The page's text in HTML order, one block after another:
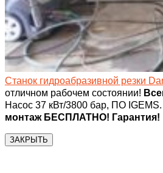
Станок гидроабразивной резки
отличном рабочем состоянии!
Насос 37 кВт/3800 бар, ПО IGEMS.
монтаж БЕСПЛАТНО! Гарантия!
ЗАКРЫТЬ